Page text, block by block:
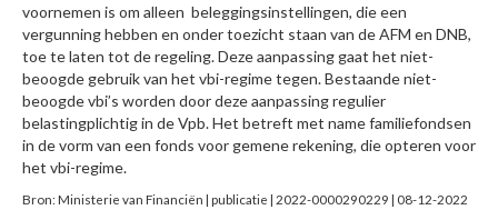
voornemen is om alleen beleggingsinstellingen, die een
vergunning hebben en onder toezicht staan van de AFM en DNB,
toe te laten tot de regeling. Deze aanpassing gaat het niet-
beoogde gebruik van het vbi-regime tegen. Bestaande niet-
beoogde vbi’s worden door deze aanpassing regulier
belastingplichtig in de Vpb. Het betreft met name familiefondsen
in de vorm van een fonds voor gemene rekening, die opteren voor
het vbi-regime.
Bron: Ministerie van Financiën | publicatie | 2022-0000290229 | 08-12-2022